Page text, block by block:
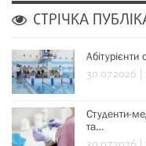
СТРІЧКА
Абітурієнти
30.07.2026 |
Студенти-
та…